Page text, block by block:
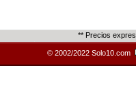
** Precios
© 2002/2022 Solo10.com